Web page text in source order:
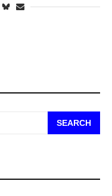
SEARCH